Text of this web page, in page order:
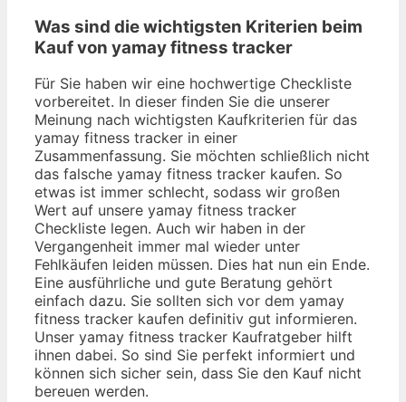
Was sind die wichtigsten Kriterien beim
Kauf von yamay fitness tracker
Für Sie haben wir eine hochwertige Checkliste
vorbereitet. In dieser finden Sie die unserer
Meinung nach wichtigsten Kaufkriterien für das
yamay fitness tracker in einer
Zusammenfassung. Sie möchten schließlich nicht
das falsche yamay fitness tracker kaufen. So
etwas ist immer schlecht, sodass wir großen
Wert auf unsere yamay fitness tracker
Checkliste legen. Auch wir haben in der
Vergangenheit immer mal wieder unter
Fehlkäufen leiden müssen. Dies hat nun ein Ende.
Eine ausführliche und gute Beratung gehört
einfach dazu. Sie sollten sich vor dem yamay
fitness tracker kaufen definitiv gut informieren.
Unser yamay fitness tracker Kaufratgeber hilft
ihnen dabei. So sind Sie perfekt informiert und
können sich sicher sein, dass Sie den Kauf nicht
bereuen werden.